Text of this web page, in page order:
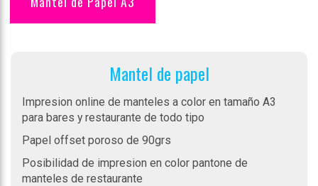
Mantel de papel
Impresion online de manteles a color en tamaño A3
para bares y restaurante de todo tipo
Papel offset poroso de 90grs
Posibilidad de impresion en color pantone de
manteles de restaurante